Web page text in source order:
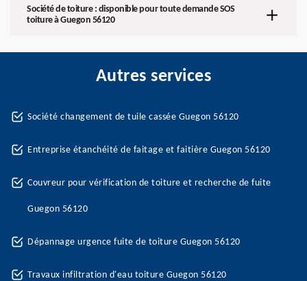
Société de toiture : disponible pour toute demande SOS
toiture à Guegon 56120
Autres services
Société changement de tuile cassée Guegon 56120
Entreprise étanchéité de faitage et faitière Guegon 56120
Couvreur pour vérification de toiture et recherche de fuite
Guegon 56120
Dépannage urgence fuite de toiture Guegon 56120
Travaux infiltration d'eau toiture Guegon 56120